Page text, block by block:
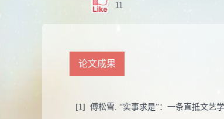
11
论文成果
[1] 傅松雪. “实事求是”：一条直抵文艺